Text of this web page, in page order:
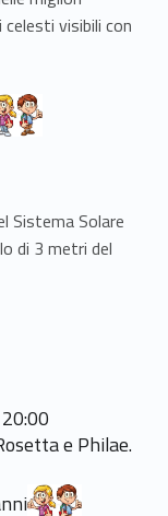
visibili con
Sistema Solare
di 3 metri del
e Philae.